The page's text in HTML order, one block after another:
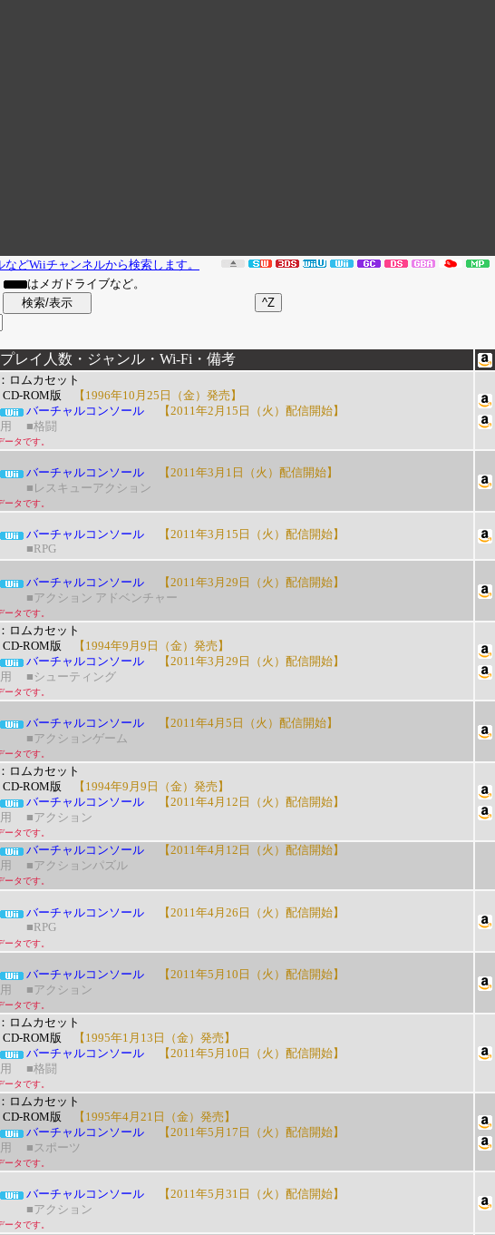
どWiiチャンネルから検索します。
はメガドライブなど。
レイ人数・ジャンル・Wi-Fi・備考
ロムカセット
CD-ROM版 【1996年10月25日（金）発売】
バーチャルコンソール
【2011年2月15日（火）配信開始】
■格闘
タです。
バーチャルコンソール
【2011年3月1日（火）配信開始】
■レスキューアクション
タです。
バーチャルコンソール
【2011年3月15日（火）配信開始】
■RPG
バーチャルコンソール
【2011年3月29日（火）配信開始】
■アクション アドベンチャー
タです。
ロムカセット
ROM版 【1994年9月9日（金）発売】
バーチャルコンソール
【2011年3月29日（火）配信開始】
■シューティング
タです。
バーチャルコンソール
【2011年4月5日（火）配信開始】
■アクションゲーム
タです。
ロムカセット
ROM版 【1994年9月9日（金）発売】
バーチャルコンソール
【2011年4月12日（火）配信開始】
■アクション
タです。
バーチャルコンソール
【2011年4月12日（火）配信開始】
■アクションパズル
タです。
バーチャルコンソール
【2011年4月26日（火）配信開始】
■RPG
タです。
バーチャルコンソール
【2011年5月10日（火）配信開始】
■アクション
タです。
ロムカセット
ROM版 【1995年1月13日（金）発売】
バーチャルコンソール
【2011年5月10日（火）配信開始】
■格闘
タです。
ロムカセット
ROM版 【1995年4月21日（金）発売】
バーチャルコンソール
【2011年5月17日（火）配信開始】
■スポーツ
タです。
バーチャルコンソール
【2011年5月31日（火）配信開始】
■アクション
タです。